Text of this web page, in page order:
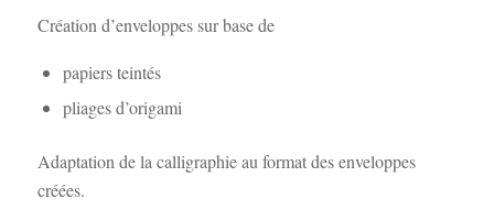
Création d’enveloppes sur base de
papiers teintés
pliages d’origami
Adaptation de la calligraphie au format des enveloppes
créées.